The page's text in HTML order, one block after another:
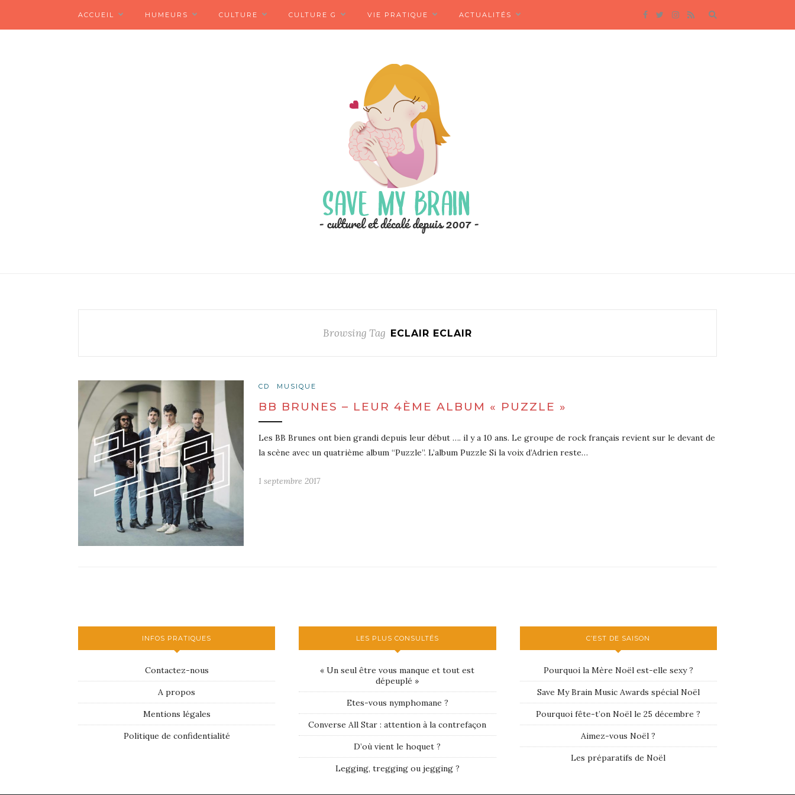
ACCUEIL HUMEURS CULTURE CULTURE G VIE PRATIQUE ACTUALITÉS
Browsing Tag ECLAIR ECLAIR
CD MUSIQUE
BB BRUNES – LEUR 4ÈME ALBUM « PUZZLE »
Les BB Brunes ont bien grandi depuis leur début …. il y a 10 ans. Le groupe de rock français revient sur le devant de
la scène avec un quatrième album “Puzzle”. L’album Puzzle Si la voix d’Adrien reste…
1 septembre 2017
INFOS PRATIQUES
Contactez-nous
A propos
Mentions légales
Politique de confidentialité
LES PLUS CONSULTÉS
« Un seul être vous manque et tout est
dépeuplé »
Etes-vous nymphomane ?
Converse All Star : attention à la contrefaçon
D’où vient le hoquet ?
Legging, tregging ou jegging ?
C’EST DE SAISON
Pourquoi la Mère Noël est-elle sexy ?
Save My Brain Music Awards spécial Noël
Pourquoi fête-t’on Noël le 25 décembre ?
Aimez-vous Noël ?
Les préparatifs de Noël